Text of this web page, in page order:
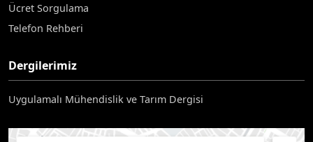
Ücret Sorgulama
Telefon Rehberi
Dergilerimiz
Uygulamalı Mühendislik ve Tarım Dergisi